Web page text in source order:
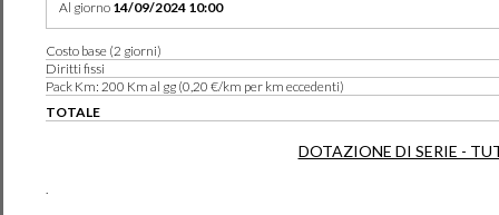
Al giorno 14/09/2024 10:00
Costo base (2 giorni)
Diritti fissi
Pack Km: 200 Km al gg (0,20 €/km per km eccedenti)
TOTALE
DOTAZIONE DI SERIE -
.